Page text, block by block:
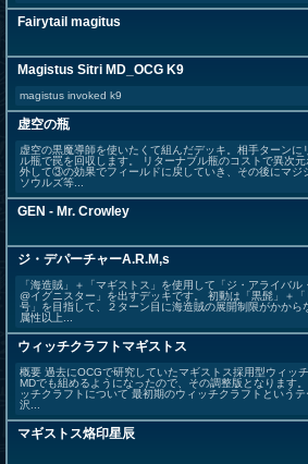
Fairytail magitus
Magistus Sitri MD_OCG K9
magistus invoked k9
虚空の瓶
虚空の黒魔導師を使いたくて組んだデッキ。相手ターンに
ル瓶で罠を回収します。 リターナブル瓶のコストで異次
外して③の効果でフィールドに戻していき、その後にマジ
ソウルズ等...
GEN - Mr. Crowley
ジ・デパーチャーA.R.M,s
「海造賊」＋「マギストス」を使用して「ジ・アライバル
@イグニスター」を出すデッキです。 初動は「黒髭」＋「
号」を目指して、２ターン目に海造賊の展開制限がかから
属性以上...
ウィッチクラフトマギストス
概要 過去にOCGで研究していたマギストス採用型ウィッ
MDでも組めるようになったので、その調整版となります
ッチクラフトについて 最初期のウィッチクラフトというテ
沢...
マギストス烙印星辰